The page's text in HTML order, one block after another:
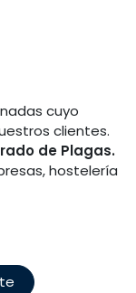
cuyo
clientes.
de Plagas.
hostelería